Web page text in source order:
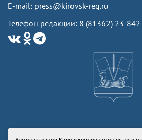
E-mail: press@kirovsk-reg.ru
Телефон редакции: 8 (81362) 23-842